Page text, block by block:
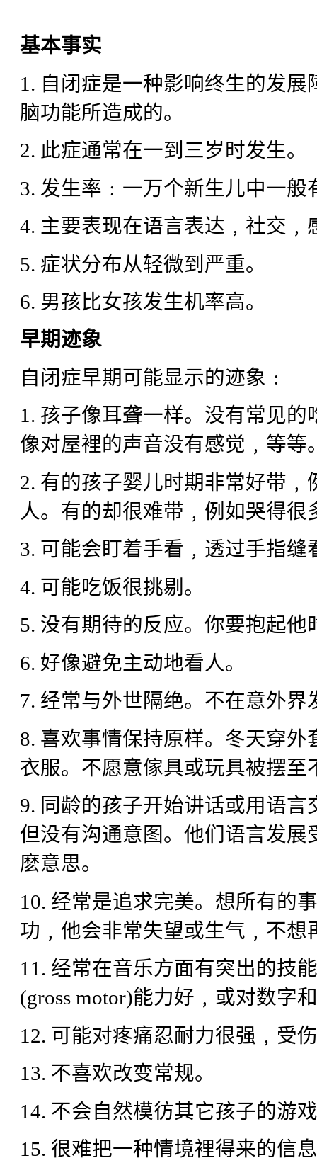
基本事实
1. 自闭症是一种影响终生的发
脑功能所造成的。
2. 此症通常在一到三岁时发生。
3. 发生率﹕一万个新生儿中一般
4. 主要表现在语言表达﹐社交﹐
5. 症状分布从轻微到严重。
6. 男孩比女孩发生机率高。
早期迹象
自闭症早期可能显示的迹象﹕
1. 孩子像耳聋一样。没有常见
像对屋裡的声音没有感觉﹐等等
2. 有的孩子婴儿时期非常好带
人。有的却很难带﹐例如哭得
3. 可能会盯着手看﹐透过手指
4. 可能吃饭很挑剔。
5. 没有期待的反应。你要抱起
6. 好像避免主动地看人。
7. 经常与外世隔绝。不在意外界
8. 喜欢事情保持原样。冬天穿
衣服。不愿意傢具或玩具被摆至
9. 同龄的孩子开始讲话或用语
但没有沟通意图。他们语言发
麽意思。
10. 经常是追求完美。想所有的
功﹐他会非常失望或生气﹐不想
11. 经常在音乐方面有突出的技
(gross motor)能力好﹐或对数字
12. 可能对疼痛忍耐力很强﹐受
13. 不喜欢改变常规。
14. 不会自然模彷其它孩子的游
15. 很难把一种情境裡得来的信